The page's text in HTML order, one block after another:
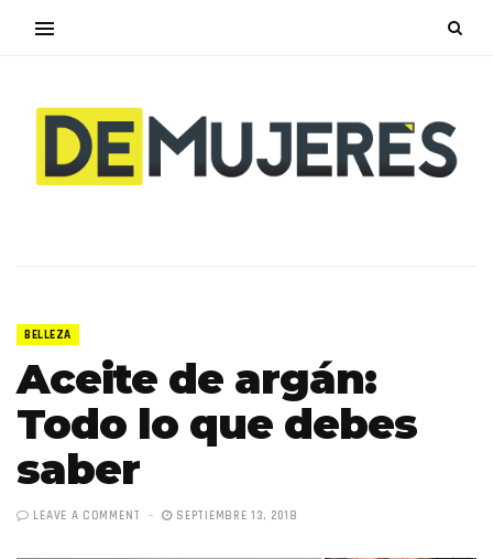
BELLEZA
Aceite de argán:
Todo lo que debes
saber
LEAVE A COMMENT SEPTIEMBRE 13, 2018